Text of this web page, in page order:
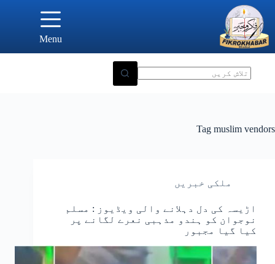
content
Menu
Tag muslim vendors
ملکی خبریں
اڑیسہ کی دل دہلانے والی ویڈیوز : مسلم
نوجوان کو ہندو مذہبی نعرے لگانے پر
کیا گیا مجبور